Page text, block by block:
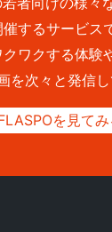
催するサービス
ワクする体験
を次々と発信し
を見てみ